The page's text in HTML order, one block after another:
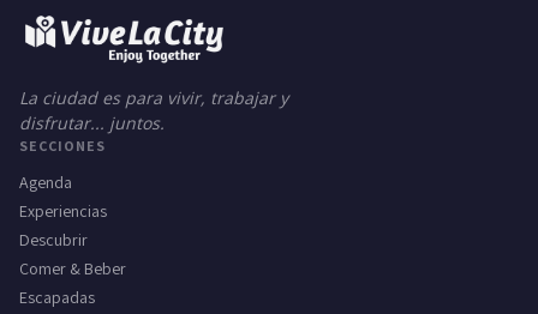
La ciudad es para vivir, trabajar y
disfrutar... juntos.
SECCIONES
Agenda
Experiencias
Descubrir
Comer & Beber
Escapadas